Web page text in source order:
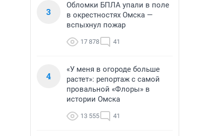
3
Обломки БПЛА упали в поле
в окрестностях Омска —
вспыхнул пожар
17 878 41
4
«У меня в огороде больше
растет»: репортаж с самой
провальной «Флоры» в
истории Омска
13 555 41